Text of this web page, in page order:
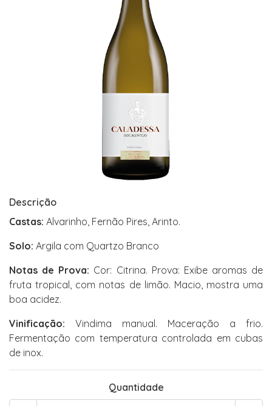
Descrição
Castas: Alvarinho, Fernão Pires, Arinto.
Solo: Argila com Quartzo Branco
Notas de Prova: Cor: Citrina. Prova: Exibe aromas de
fruta tropical, com notas de limão. Macio, mostra uma
boa acidez.
Vinificação: Vindima manual. Maceração a frio.
Fermentação com temperatura controlada em cubas
de inox.
Quantidade